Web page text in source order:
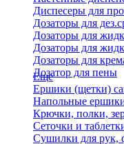
Диспесеры для
Дозаторы для
Дозаторы для
Дозаторы для
Дозаторы для
Дозатор для пены
Еще
Ершики (щетки)
Напольные
Крючки, полки,
Сеточки и
Сушилки для рук,